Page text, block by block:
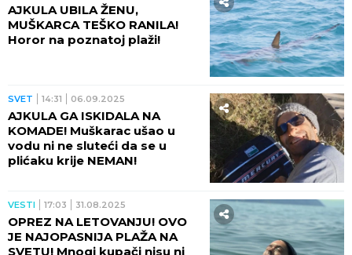
AJKULA UBILA ŽENU,
MUŠKARCA TEŠKO RANILA!
Horor na poznatoj plaži!
SVET 14:31 06.09.2025
AJKULA GA ISKIDALA NA
KOMADE! Muškarac ušao u
vodu ni ne sluteći da se u
plićaku krije NEMAN!
VESTI 17:03 31.08.2025
OPREZ NA LETOVANJU! OVO
JE NAJOPASNIJA PLAŽA NA
SVETU! Mnogi kupači nisu ni